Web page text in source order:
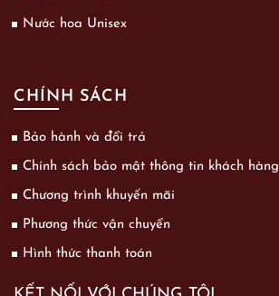
Nước hoa Unisex
CHÍNH SÁCH
Bảo hành và đổi trả
Chính sách bảo mật thông tin khách hàng
Chương trình khuyến mãi
Phương thức vận chuyển
Hình thức thanh toán